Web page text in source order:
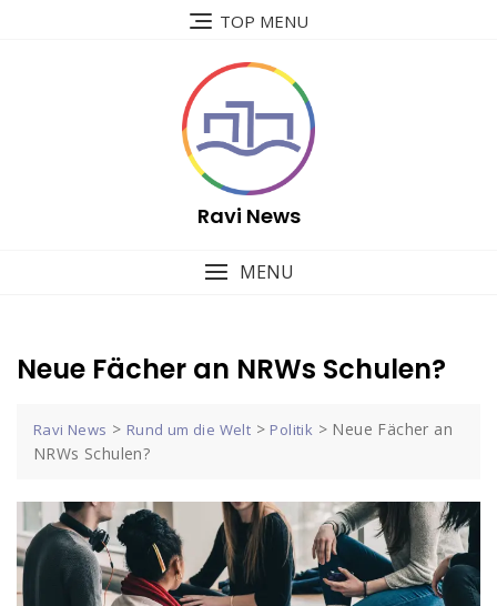
TOP MENU
Ravi News
MENU
Neue Fächer an NRWs Schulen?
Ravi News > Rund um die Welt > Politik > Neue Fächer an
NRWs Schulen?